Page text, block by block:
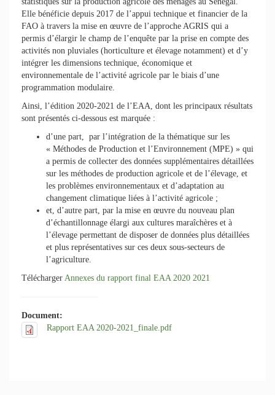
Elle bénéficie depuis 2017 de l’appui technique et financier de la
FAO à travers la mise en œuvre de l’approche AGRIS qui a
permis d’élargir le champ de l’enquête par la prise en compte des
activités non pluviales (horticulture et élevage notamment) et d’y
intégrer les dimensions technique, économique et
environnementale de l’activité agricole par le biais d’une
programmation modulaire.
Ainsi, l’édition 2020-2021 de l’EAA, dont les principaux résultats
sont présentés ci-dessous est marquée :
d’une part, par l’intégration de la thématique sur les
« Méthodes de Production et l’Environnement (MPE) » qui
a permis de collecter des données supplémentaires détaillées
sur les méthodes de production agricole et de l’élevage, et
les problèmes environnementaux et d’adaptation au
changement climatique liées à l’activité agricole ;
et, d’autre part, par la mise en œuvre du nouveau plan
d’échantillonnage élargi aux cultures maraîchères et à
l’élevage permettant de disposer de données plus détaillées
et plus représentatives sur ces deux sous-secteurs de
l’agriculture.
Télécharger Annexes du rapport final EAA 2020 2021
Document:
Rapport EAA 2020-2021_finale.pdf